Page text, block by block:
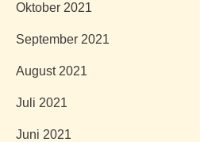
Oktober 2021
September 2021
August 2021
Juli 2021
Juni 2021